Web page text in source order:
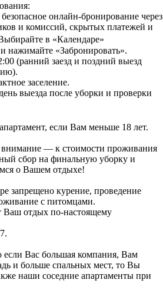
онлайн-бронирование через
и комиссий, скрытых платежей и
в «Календаре»
нажимайте «Забронировать».
(ранний заезд и поздний выезд
заселение.
выезда после уборки и проверки
если Вам меньше 18 лет.
внимание — к стоимости проживания
сбор на финальную уборку и
о Вашем отдыхе!
запрещено курение, проведение
с питомцами.
Ваш отдых по-настоящему
Вас большая компания, Вам
и больше спальных мест, то Вы
наши соседние апартаменты при